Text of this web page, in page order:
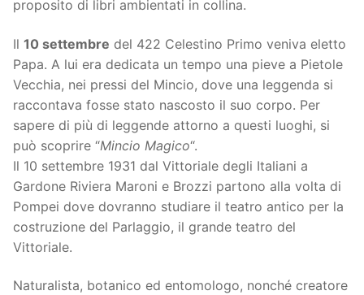
proposito di libri ambientati in collina.
Il 10 settembre del 422 Celestino Primo veniva eletto
Papa. A lui era dedicata un tempo una pieve a Pietole
Vecchia, nei pressi del Mincio, dove una leggenda si
raccontava fosse stato nascosto il suo corpo. Per
sapere di più di leggende attorno a questi luoghi, si
può scoprire “Mincio Magico“.
Il 10 settembre 1931 dal Vittoriale degli Italiani a
Gardone Riviera Maroni e Brozzi partono alla volta di
Pompei dove dovranno studiare il teatro antico per la
costruzione del Parlaggio, il grande teatro del
Vittoriale.
Naturalista, botanico ed entomologo, nonché creatore